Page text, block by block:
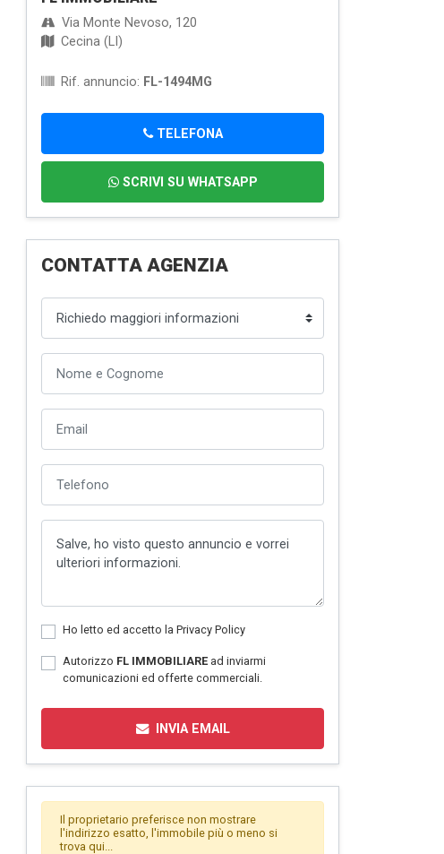
Via Monte Nevoso, 120
Cecina (LI)
Rif. annuncio: FL-1494MG
TELEFONA
SCRIVI SU WHATSAPP
CONTATTA AGENZIA
Ho letto ed accetto la Privacy Policy
Autorizzo FL IMMOBILIARE ad inviarmi
comunicazioni ed offerte commerciali.
INVIA EMAIL
Il proprietario preferisce non mostrare
l'indirizzo esatto, l'immobile più o meno si
trova qui...